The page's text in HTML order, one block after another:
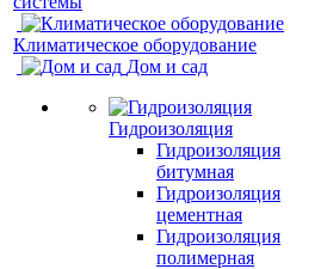
Климатическое оборудование
Дом и сад
Гидроизоляция
Гидроизоляция
битумная
Гидроизоляция
цементная
Гидроизоляция
полимерная